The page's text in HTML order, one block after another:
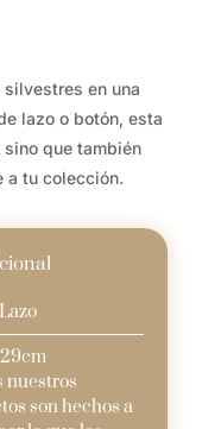
en una
lazo o botón, esta
que también
a tu colección.
nuestros
son hechos a